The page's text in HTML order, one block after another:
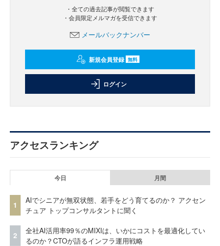
・全ての過去記事が閲覧できます
・会員限定メルマガを受信できます
メールバックナンバー
新規会員登録 無料
ログイン
アクセスランキング
今日 月間
1
AIでシニアが無双状態、若手をどう育てるのか？ アクセン
チュア トップコンサルタントに聞く
2
全社AI活用率99％のMIXIは、いかにコストを最適化してい
るのか？CTOが語るインフラ運用戦略